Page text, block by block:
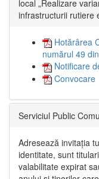
local „Realizare
infrastructurii rutiere
Hotărârea
numărul 49
Notificare
Convocare
Serviciul Public
Adresează invitația
identitate, sunt
valabilitate expirat